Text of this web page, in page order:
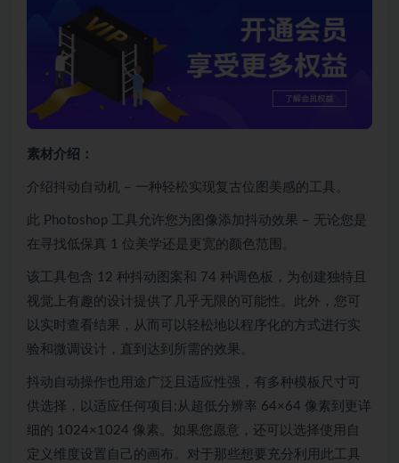
素材介绍：
介绍抖动自动机 – 一种轻松实现复古位图美感的工具。
此 Photoshop 工具允许您为图像添加抖动效果 – 无论您是
在寻找低保真 1 位美学还是更宽的颜色范围。
该工具包含 12 种抖动图案和 74 种调色板，为创建独特且
视觉上有趣的设计提供了几乎无限的可能性。此外，您可
以实时查看结果，从而可以轻松地以程序化的方式进行实
验和微调设计，直到达到所需的效果。
抖动自动操作也用途广泛且适应性强，有多种模板尺寸可
供选择，以适应任何项目;从超低分辨率 64×64 像素到更详
细的 1024×1024 像素。如果您愿意，还可以选择使用自
定义维度设置自己的画布。对于那些想要充分利用此工具